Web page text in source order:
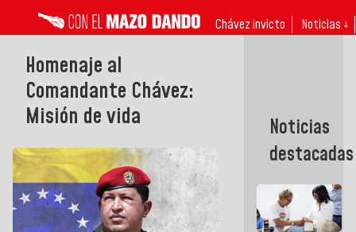
Chávez invicto Noticias ↓
Homenaje al
Comandante Chávez:
Misión de vida
Noticias
destacadas